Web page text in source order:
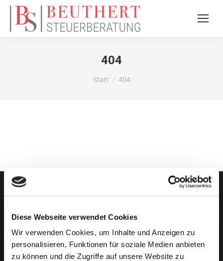
Diese Webseite verwendet Cookies
Wir verwenden Cookies, um Inhalte und Anzeigen zu
personalisieren, Funktionen für soziale Medien anbieten
zu können und die Zugriffe auf unsere Website zu
404
Sie befinden sich hier:
Start 404
Jahresabschlüsse und Steuererklärungen